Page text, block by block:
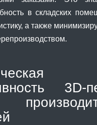
в складских
а также
3D-